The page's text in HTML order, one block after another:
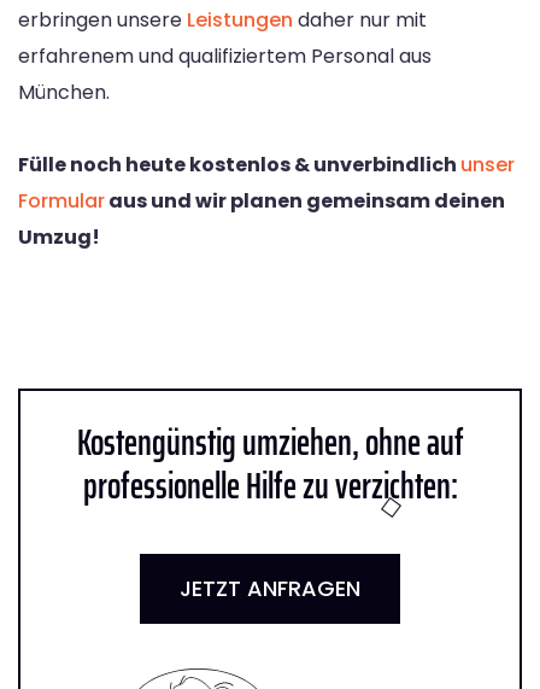
erbringen unsere Leistungen daher nur mit
erfahrenem und qualifiziertem Personal aus
München.
Fülle noch heute kostenlos & unverbindlich unser
Formularaus und wir planen gemeinsam deinen
Umzug!
Kostengünstig umziehen, ohne auf
professionelle Hilfe zu verzichten:
JETZT ANFRAGEN